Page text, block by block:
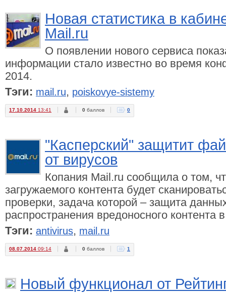
Новая статистика в
Mail.ru
О появлении нового сервиса
информации стало известно во время
2014.
Тэги: mail.ru, poiskovye-sistemy
17.10.2014 13:41 0 баллов 0
"Касперский" защитит
от вирусов
Копания Mail.ru сообщила о том,
загружаемого контента будет
проверки, задача которой – защита
распространения вредоносного контента
Тэги: antivirus, mail.ru
08.07.2014 09:14 0 баллов 1
Новый функционал от